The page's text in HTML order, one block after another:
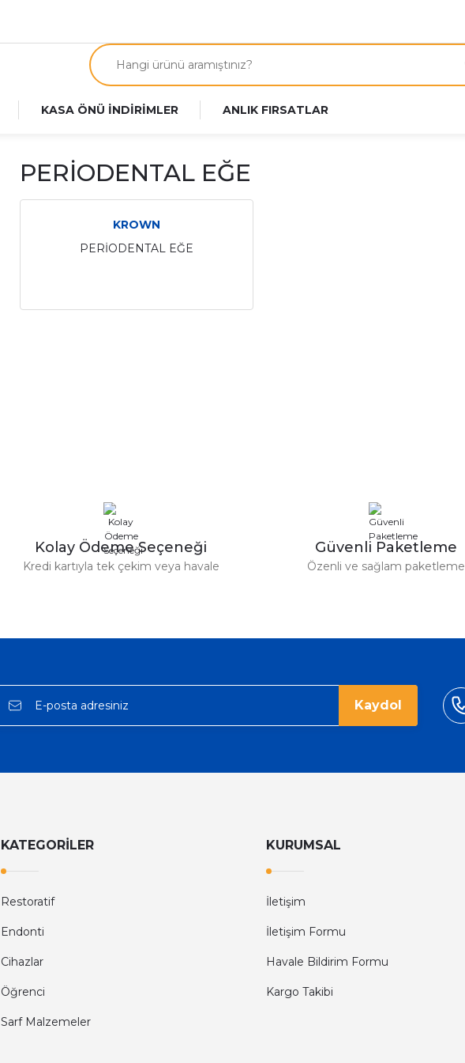
KASA ÖNÜ İNDİRİMLER ANLIK FIRSATLAR
PERİODENTAL EĞE
KROWN
PERİODENTAL EĞE
Kolay Ödeme Seçeneği
Kredi kartıyla tek çekim veya havale
Güvenli Paketleme
Özenli ve sağlam paketleme
Kaydol
KATEGORİLER
Restoratif
Endonti
Cihazlar
Öğrenci
Sarf Malzemeler
KURUMSAL
İletişim
İletişim Formu
Havale Bildirim Formu
Kargo Takibi